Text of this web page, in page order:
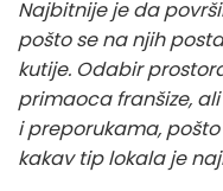
Najbitnije je da
pošto se na njih
kutije. Odabir
primaoca franšize,
i preporukama,
kakav tip lokala je